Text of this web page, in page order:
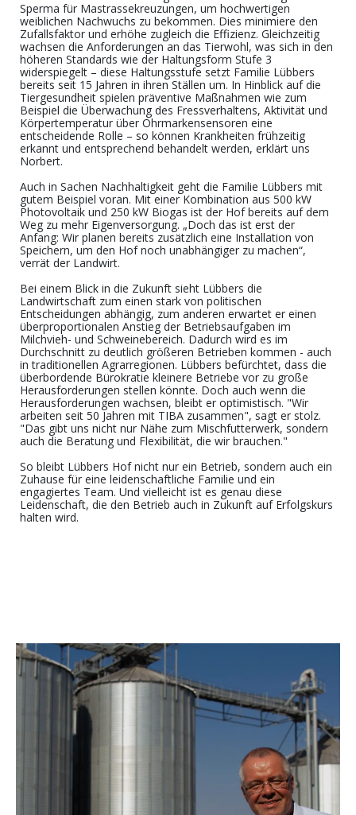
Sperma für Mastrassekreuzungen, um hochwertigen
weiblichen Nachwuchs zu bekommen. Dies minimiere den
Zufallsfaktor und erhöhe zugleich die Effizienz. Gleichzeitig
wachsen die Anforderungen an das Tierwohl, was sich in den
höheren Standards wie der Haltungsform Stufe 3
widerspiegelt – diese Haltungsstufe setzt Familie Lübbers
bereits seit 15 Jahren in ihren Ställen um. In Hinblick auf die
Tiergesundheit spielen präventive Maßnahmen wie zum
Beispiel die Überwachung des Fressverhaltens, Aktivität und
Körpertemperatur über Ohrmarkensensoren eine
entscheidende Rolle – so können Krankheiten frühzeitig
erkannt und entsprechend behandelt werden, erklärt uns
Norbert.
Auch in Sachen Nachhaltigkeit geht die Familie Lübbers mit
gutem Beispiel voran. Mit einer Kombination aus 500 kW
Photovoltaik und 250 kW Biogas ist der Hof bereits auf dem
Weg zu mehr Eigenversorgung. „Doch das ist erst der
Anfang: Wir planen bereits zusätzlich eine Installation von
Speichern, um den Hof noch unabhängiger zu machen“,
verrät der Landwirt.
Bei einem Blick in die Zukunft sieht Lübbers die
Landwirtschaft zum einen stark von politischen
Entscheidungen abhängig, zum anderen erwartet er einen
überproportionalen Anstieg der Betriebsaufgaben im
Milchvieh- und Schweinebereich. Dadurch wird es im
Durchschnitt zu deutlich größeren Betrieben kommen - auch
in traditionellen Agrarregionen. Lübbers befürchtet, dass die
überbordende Bürokratie kleinere Betriebe vor zu große
Herausforderungen stellen könnte. Doch auch wenn die
Herausforderungen wachsen, bleibt er optimistisch. "Wir
arbeiten seit 50 Jahren mit TIBA zusammen", sagt er stolz.
"Das gibt uns nicht nur Nähe zum Mischfutterwerk, sondern
auch die Beratung und Flexibilität, die wir brauchen."
So bleibt Lübbers Hof nicht nur ein Betrieb, sondern auch ein
Zuhause für eine leidenschaftliche Familie und ein
engagiertes Team. Und vielleicht ist es genau diese
Leidenschaft, die den Betrieb auch in Zukunft auf Erfolgskurs
halten wird.